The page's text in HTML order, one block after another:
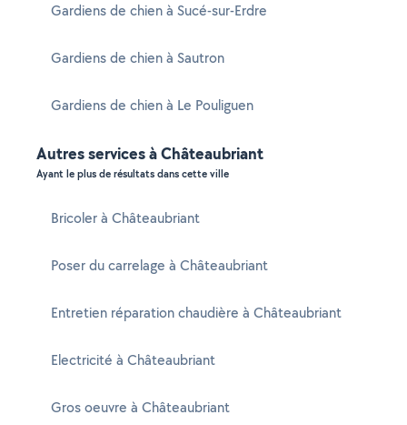
Gardiens de chien à Sucé-sur-Erdre
Gardiens de chien à Sautron
Gardiens de chien à Le Pouliguen
Autres services à Châteaubriant
Ayant le plus de résultats dans cette ville
Bricoler à Châteaubriant
Poser du carrelage à Châteaubriant
Entretien réparation chaudière à Châteaubriant
Electricité à Châteaubriant
Gros oeuvre à Châteaubriant